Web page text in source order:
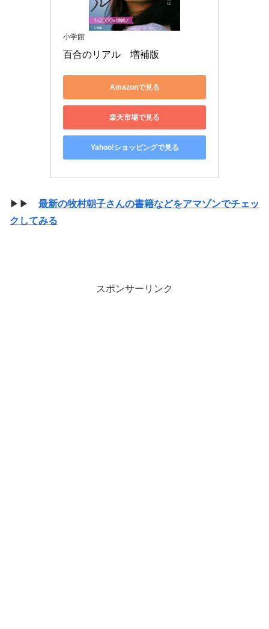
小学館
百合のリアル　増補版
Amazonで見る
楽天市場で見る
Yahoo!ショッピングで見る
▶▶ 最新の牧村朝子さんの書籍などをアマゾンでチェッ
クしてみる
スポンサーリンク